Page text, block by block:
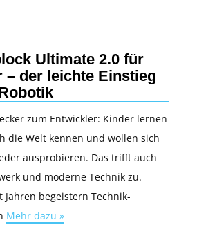
Ultimate 2.0 für
– der leichte Einstieg
zum Entwickler: Kinder lernen
die Welt kennen und wollen sich
ausprobieren. Das trifft auch
und moderne Technik zu.
Jahren begeistern Technik-
Mehr dazu »